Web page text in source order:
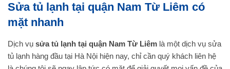
Sửa tủ lạnh tại quận Nam Từ Liêm có
mặt nhanh
Dịch vụ sửa tủ lạnh tại quận Nam Từ Liêm là một dịch vụ sửa
tủ lạnh hàng đầu tại Hà Nội hiện nay, chỉ cần quý khách liên hệ